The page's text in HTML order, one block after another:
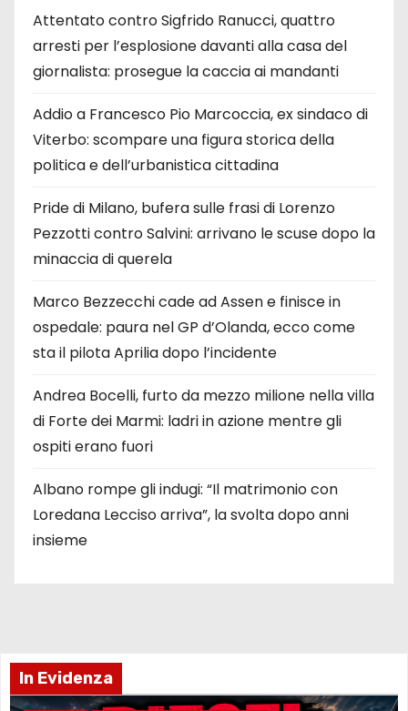
Attentato contro Sigfrido Ranucci, quattro
arresti per l’esplosione davanti alla casa del
giornalista: prosegue la caccia ai mandanti
Addio a Francesco Pio Marcoccia, ex sindaco di
Viterbo: scompare una figura storica della
politica e dell’urbanistica cittadina
Pride di Milano, bufera sulle frasi di Lorenzo
Pezzotti contro Salvini: arrivano le scuse dopo la
minaccia di querela
Marco Bezzecchi cade ad Assen e finisce in
ospedale: paura nel GP d’Olanda, ecco come
sta il pilota Aprilia dopo l’incidente
Andrea Bocelli, furto da mezzo milione nella villa
di Forte dei Marmi: ladri in azione mentre gli
ospiti erano fuori
Albano rompe gli indugi: “Il matrimonio con
Loredana Lecciso arriva”, la svolta dopo anni
insieme
In Evidenza